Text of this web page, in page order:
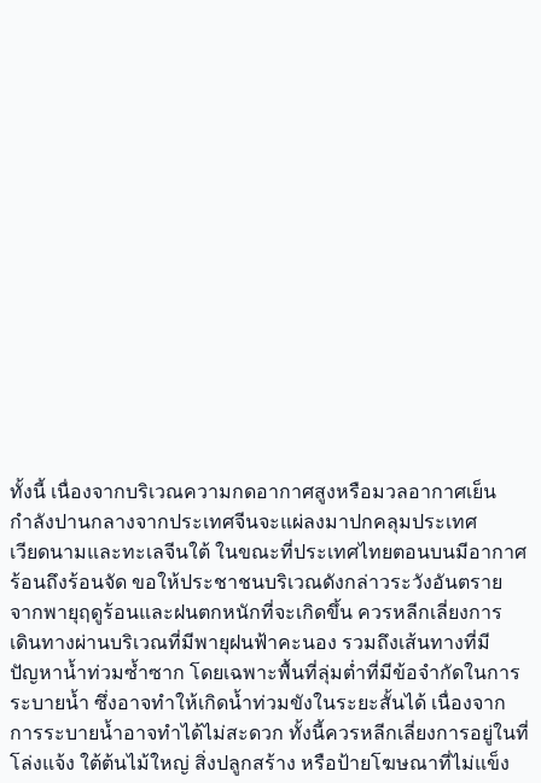
ทั้งนี้ เนื่องจากบริเวณความกดอากาศสูงหรือมวลอากาศเย็น
กำลังปานกลางจากประเทศจีนจะแผ่ลงมาปกคลุมประเทศ
เวียดนามและทะเลจีนใต้ ในขณะที่ประเทศไทยตอนบนมีอากาศ
ร้อนถึงร้อนจัด ขอให้ประชาชนบริเวณดังกล่าวระวังอันตราย
จากพายุฤดูร้อนและฝนตกหนักที่จะเกิดขึ้น ควรหลีกเลี่ยงการ
เดินทางผ่านบริเวณที่มีพายุฝนฟ้าคะนอง รวมถึงเส้นทางที่มี
ปัญหาน้ำท่วมซ้ำซาก โดยเฉพาะพื้นที่ลุ่มต่ำที่มีข้อจำกัดในการ
ระบายน้ำ ซึ่งอาจทำให้เกิดน้ำท่วมขังในระยะสั้นได้ เนื่องจาก
การระบายน้ำอาจทำได้ไม่สะดวก ทั้งนี้ควรหลีกเลี่ยงการอยู่ในที่
โล่งแจ้ง ใต้ต้นไม้ใหญ่ สิ่งปลูกสร้าง หรือป้ายโฆษณาที่ไม่แข็ง